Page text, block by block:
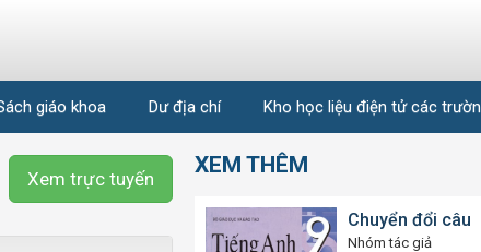
giáo khoa Dư địa chí Kho học liệu điện tử các
Xem trực tuyến
XEM THÊM
Chuyển đổi câu
Nhóm tác giả